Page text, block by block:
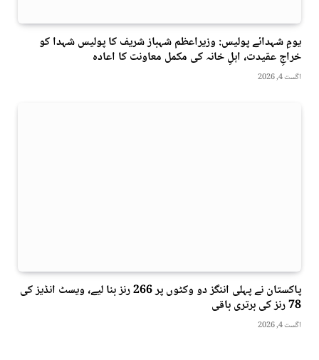
یومِ شہدائے پولیس: وزیراعظم شہباز شریف کا پولیس شہدا کو
خراجِ عقیدت، اہلِ خانہ کی مکمل معاونت کا اعادہ
اگست 4, 2026
پاکستان نے پہلی اننگز دو وکٹوں پر 266 رنز بنا لیے، ویسٹ انڈیز کی
78 رنز کی برتری باقی
اگست 4, 2026